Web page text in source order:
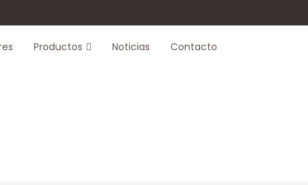
Productos Noticias Contacto